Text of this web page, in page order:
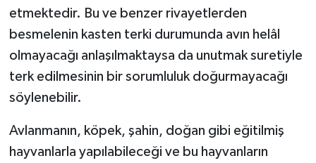
etmektedir. Bu ve benzer rivayetlerden
besmelenin kasten terki durumunda avın helâl
olmayacağı anlaşılmaktaysa da unutmak suretiyle
terk edilmesinin bir sorumluluk doğurmayacağı
söylenebilir.
Avlanmanın, köpek, şahin, doğan gibi eğitilmiş
hayvanlarla yapılabileceği ve bu hayvanların